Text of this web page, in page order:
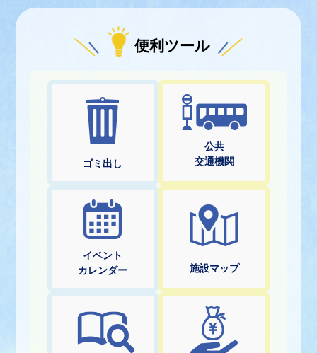
便利ツール
ゴミ出し
公共
交通機関
イベント
カレンダー
施設マップ